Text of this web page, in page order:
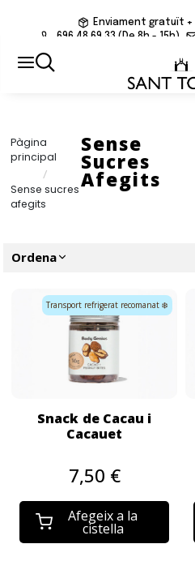
Enviament gratuït +
696 48 69 33 (De 8h - 15h)
Pàgina
principal
/
Sense sucres
afegits
Sense
Sucres
Afegits
Ordena
Transport refrigerat recomanat ❄️
Snack de Cacau i
Cacauet
7,50 €
Afegeix a la
cistella